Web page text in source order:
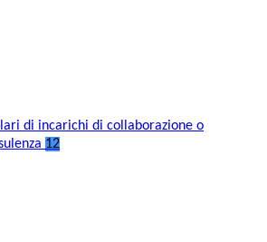
di incarichi di collaborazione o
12